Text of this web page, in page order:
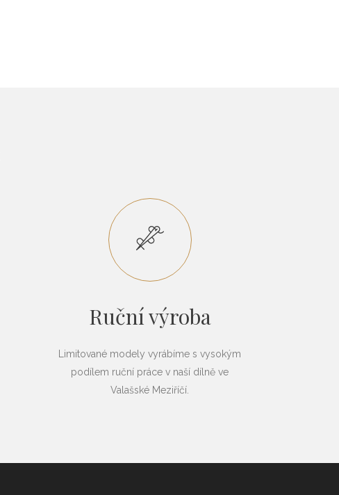
Ruční výroba
Limitované modely vyrábíme s vysokým
podílem ruční práce v naší dílně ve
Valašské Meziříčí.